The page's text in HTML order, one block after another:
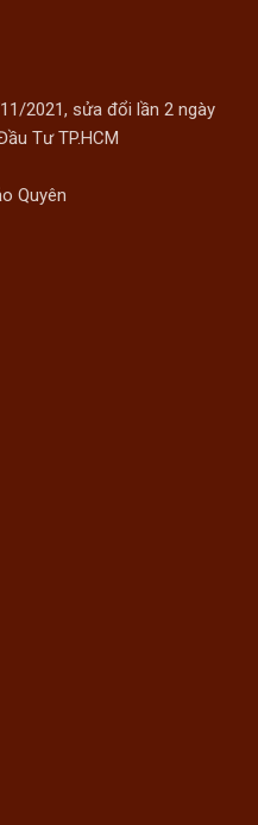
2021, sửa đổi lần 2 ngày
Tư TP.HCM
Quyên